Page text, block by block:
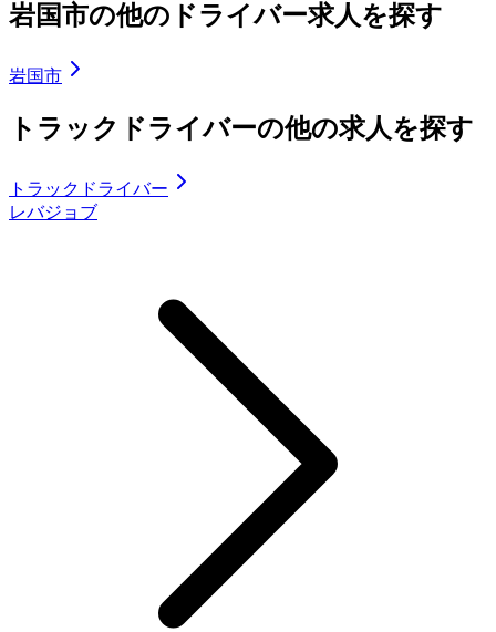
岩国市の他のドライバー求人を探す
岩国市
トラックドライバーの他の求人を探す
トラックドライバー
レバジョブ